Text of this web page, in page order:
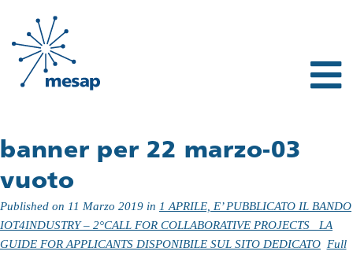
banner per 22 marzo-03
vuoto
Published on 11 Marzo 2019 in 1 APRILE, E’ PUBBLICATO IL BANDO
IOT4INDUSTRY – 2°CALL FOR COLLABORATIVE PROJECTS_ LA
GUIDE FOR APPLICANTS DISPONIBILE SUL SITO DEDICATO Full